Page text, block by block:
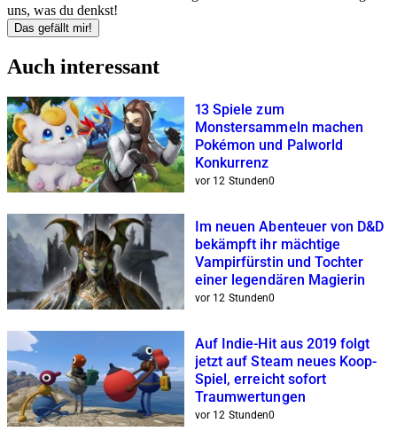
uns, was du denkst!
Das gefällt mir!
Auch interessant
13 Spiele zum
Monstersammeln machen
Pokémon und Palworld
Konkurrenz
vor 12 Stunden0
Im neuen Abenteuer von D&D
bekämpft ihr mächtige
Vampirfürstin und Tochter
einer legendären Magierin
vor 12 Stunden0
Auf Indie-Hit aus 2019 folgt
jetzt auf Steam neues Koop-
Spiel, erreicht sofort
Traumwertungen
vor 12 Stunden0